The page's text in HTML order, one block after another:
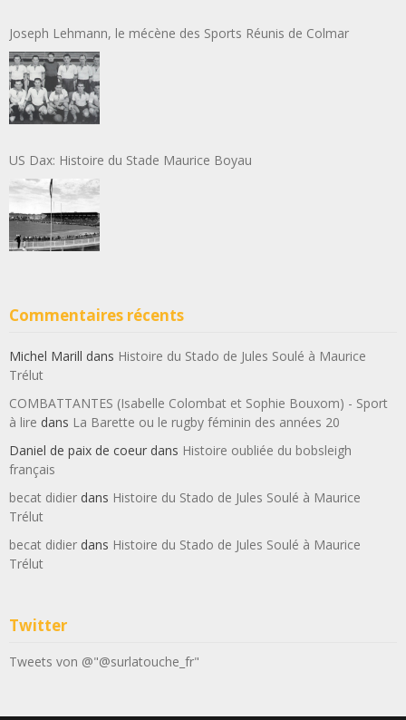
Joseph Lehmann, le mécène des Sports Réunis de Colmar
US Dax: Histoire du Stade Maurice Boyau
Commentaires récents
Michel Marill dans Histoire du Stado de Jules Soulé à Maurice
Trélut
COMBATTANTES (Isabelle Colombat et Sophie Bouxom) - Sport
à lire dans La Barette ou le rugby féminin des années 20
Daniel de paix de coeur dans Histoire oubliée du bobsleigh
français
becat didier dans Histoire du Stado de Jules Soulé à Maurice
Trélut
becat didier dans Histoire du Stado de Jules Soulé à Maurice
Trélut
Twitter
Tweets von @"@surlatouche_fr"